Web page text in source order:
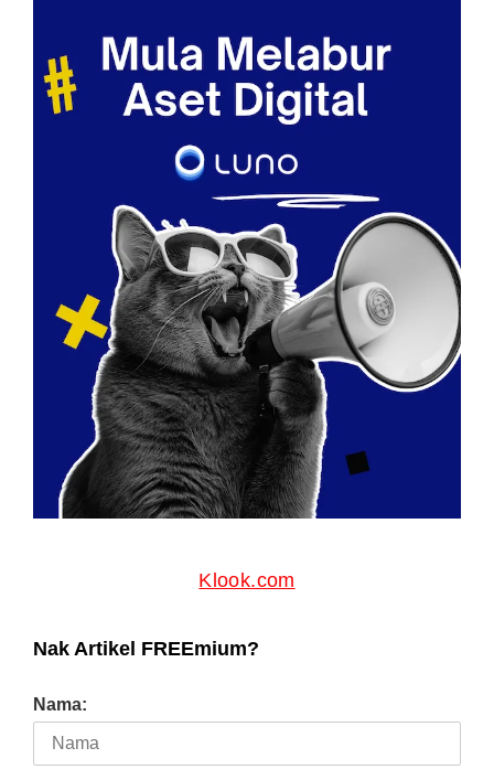
Klook.com
Nak Artikel FREEmium?
Nama: